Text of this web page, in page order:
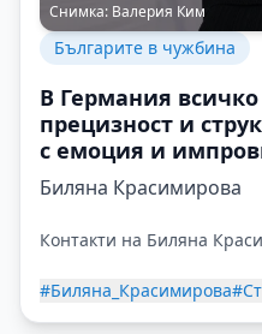
Снимка: Валерия Ким
Българите в чужбина
В Германия
прецизност и
с емоция и
Биляна Красимирова
Контакти на Биляна
#Биляна_Красимирова